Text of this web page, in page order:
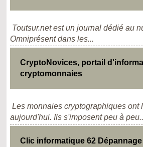
Toutsur.net est un journal dédié au
Omniprésent dans les...
CryptoNovices, portail
cryptomonnaies
Les monnaies cryptographiques ont
aujourd'hui. Ils s'imposent peu à
Clic informatique 62